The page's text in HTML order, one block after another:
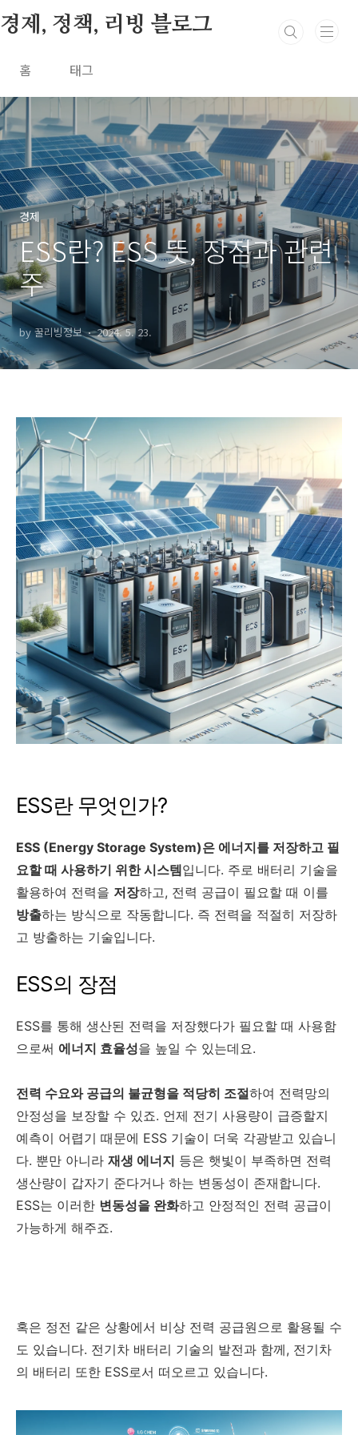
경제, 정책, 리빙 블로그
홈 태그
경제
ESS란? ESS 뜻, 장점과 관련
주
by 꿀리빙정보 2024. 5. 23.
ESS란 무엇인가?
ESS (Energy Storage System)은 에너지를 저장하고 필
요할 때 사용하기 위한 시스템입니다. 주로 배터리 기술을
활용하여 전력을 저장하고, 전력 공급이 필요할 때 이를
방출하는 방식으로 작동합니다. 즉 전력을 적절히 저장하
고 방출하는 기술입니다.
ESS의 장점
ESS를 통해 생산된 전력을 저장했다가 필요할 때 사용함
으로써 에너지 효율성을 높일 수 있는데요.
전력 수요와 공급의 불균형을 적당히 조절하여 전력망의
안정성을 보장할 수 있죠. 언제 전기 사용량이 급증할지
예측이 어렵기 때문에 ESS 기술이 더욱 각광받고 있습니
다. 뿐만 아니라 재생 에너지 등은 햇빛이 부족하면 전력
생산량이 갑자기 준다거나 하는 변동성이 존재합니다.
ESS는 이러한 변동성을 완화하고 안정적인 전력 공급이
가능하게 해주죠.
혹은 정전 같은 상황에서 비상 전력 공급원으로 활용될 수
도 있습니다. 전기차 배터리 기술의 발전과 함께, 전기차
의 배터리 또한 ESS로서 떠오르고 있습니다.